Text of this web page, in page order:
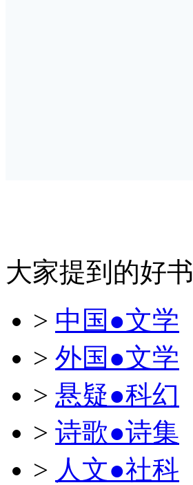
大家提到的好书
> 中国●文学
> 外国●文学
> 悬疑●科幻
> 诗歌●诗集
> 人文●社科